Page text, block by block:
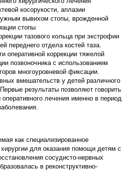
косорукости, аплазии
вывихом стопы, врожденной
стопы
тазового кольца при экстрофии
переднего отдела костей таза.
оперативной коррекции тяжелой
позвоночника с использованием
многоуровневой фиксации.
вмешательств у детей различного
результаты позволяют говорить
лечения именно в период
как специализированное
для оказания помощи детям с
сосудисто-нервных
в реконструктивно-